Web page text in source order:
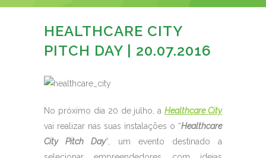
HEALTHCARE CITY
PITCH DAY | 20.07.2016
No próximo dia 20 de julho, aHealthcare City
vai realizar nas suas instalações o “Healthcare
City Pitch Day“, um evento destinado a